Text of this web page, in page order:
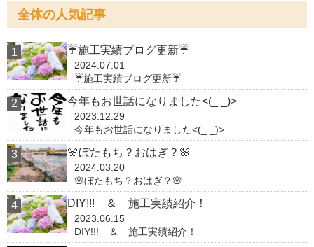
全体の人気記事
☔施工実績ブログ更新☔
2024.07.01
☔施工実績ブログ更新☔
今年もお世話になりました<(_ _)>
2023.12.29
今年もお世話になりました<(_ _)>
🌸ぼたもち？おはぎ？🌸
2024.03.20
🌸ぼたもち？おはぎ？🌸
DIY!!! ＆ 施工実績紹介！
2023.06.15
DIY!!! ＆ 施工実績紹介！